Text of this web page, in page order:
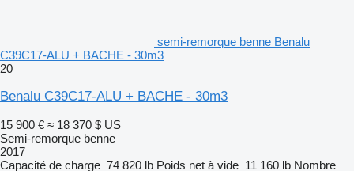
semi-remorque benne Benalu
C39C17-ALU + BACHE - 30m3
20
Benalu C39C17-ALU + BACHE - 30m3
15 900 € ≈ 18 370 $ US
Semi-remorque benne
2017
Capacité de charge 74 820 lb Poids net à vide 11 160 lb Nombre